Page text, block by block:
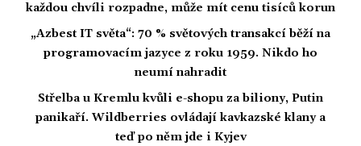
každou chvíli rozpadne, může mít cenu tisíců korun
„Azbest IT světa“: 70 % světových transakcí běží na
programovacím jazyce z roku 1959. Nikdo ho
neumí nahradit
Střelba u Kremlu kvůli e-shopu za biliony, Putin
panikaří. Wildberries ovládají kavkazské klany a
teď po něm jde i Kyjev